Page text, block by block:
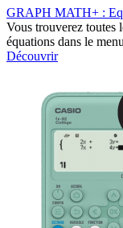
GRAPH MATH+ :
Vous trouverez toutes
équations dans le
Découvrir